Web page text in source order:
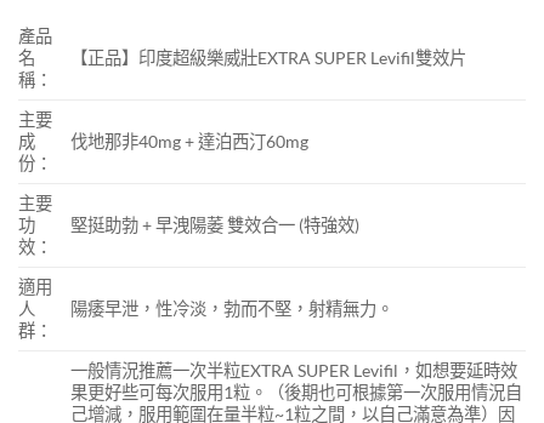
產品
名
稱：
【正品】印度超級樂威壯EXTRA SUPER Levifil雙效片
主要
成
份：
伐地那非40mg + 達泊西汀60mg
主要
功
效：
堅挺助勃 + 早洩陽萎 雙效合一 (特強效)
適用
人
群：
陽痿早泄，性冷淡，勃而不堅，射精無力。
一般情況推薦一次半粒EXTRA SUPER Levifil，如想要延時效
果更好些可每次服用1粒。（後期也可根據第一次服用情況自
己增減，服用範圍在量半粒~1粒之間，以自己滿意為準）因